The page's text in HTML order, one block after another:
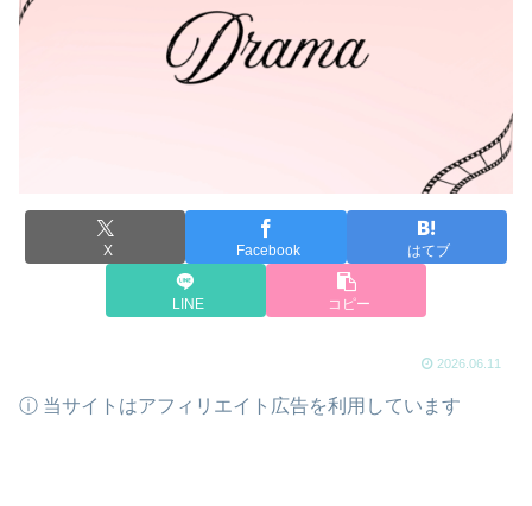
X Facebook はてブ
LINE コピー
2026.06.11
ⓘ 当サイトはアフィリエイト広告を利用しています